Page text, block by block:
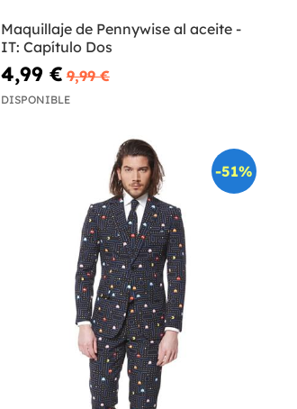
Maquillaje de Pennywise al aceite -
IT: Capítulo Dos
4,99 € 9,99 €
DISPONIBLE
-51%